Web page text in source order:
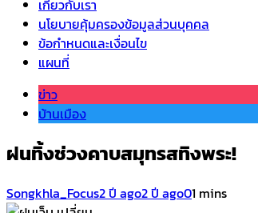
เกี่ยวกับเรา
นโยบายคุ้มครองข้อมูลส่วนบุคคล
ข้อกำหนดและเงื่อนไข
แผนที่
ข่าว
บ้านเมือง
ฝนทิ้งช่วงคาบสมุทรสทิงพระ!
Songkhla_Focus2 ปี ago2 ปี ago01 mins